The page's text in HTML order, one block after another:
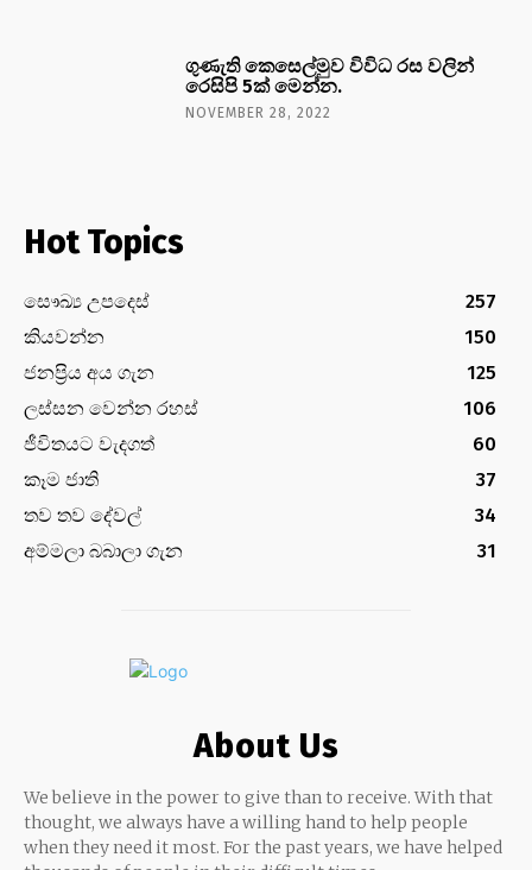
ගුණැති කෙසෙල්මුව විවිධ රස වලින්
රෙසිපි 5ක් මෙන්න.
NOVEMBER 28, 2022
Hot Topics
සෞඛ්‍ය උපදෙස්
257
කියවන්න
150
ජනප්‍රිය අය ගැන
125
ලස්සන වෙන්න රහස්
106
ජීවිතයට වැදගත්
60
කෑම ජාති
37
තව තව දේවල්
34
අම්මලා බබාලා ගැන
31
About Us
We believe in the power to give than to receive. With that
thought, we always have a willing hand to help people
when they need it most. For the past years, we have helped